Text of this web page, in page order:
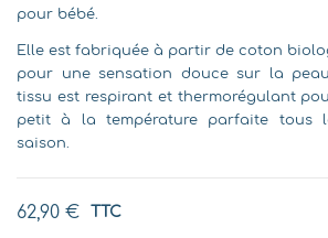
pour bébé.
Elle est fabriquée à partir de coton
pour une sensation douce sur la
tissu est respirant et thermorégulant
petit à la température parfaite tous
saison.
62,90 € TTC